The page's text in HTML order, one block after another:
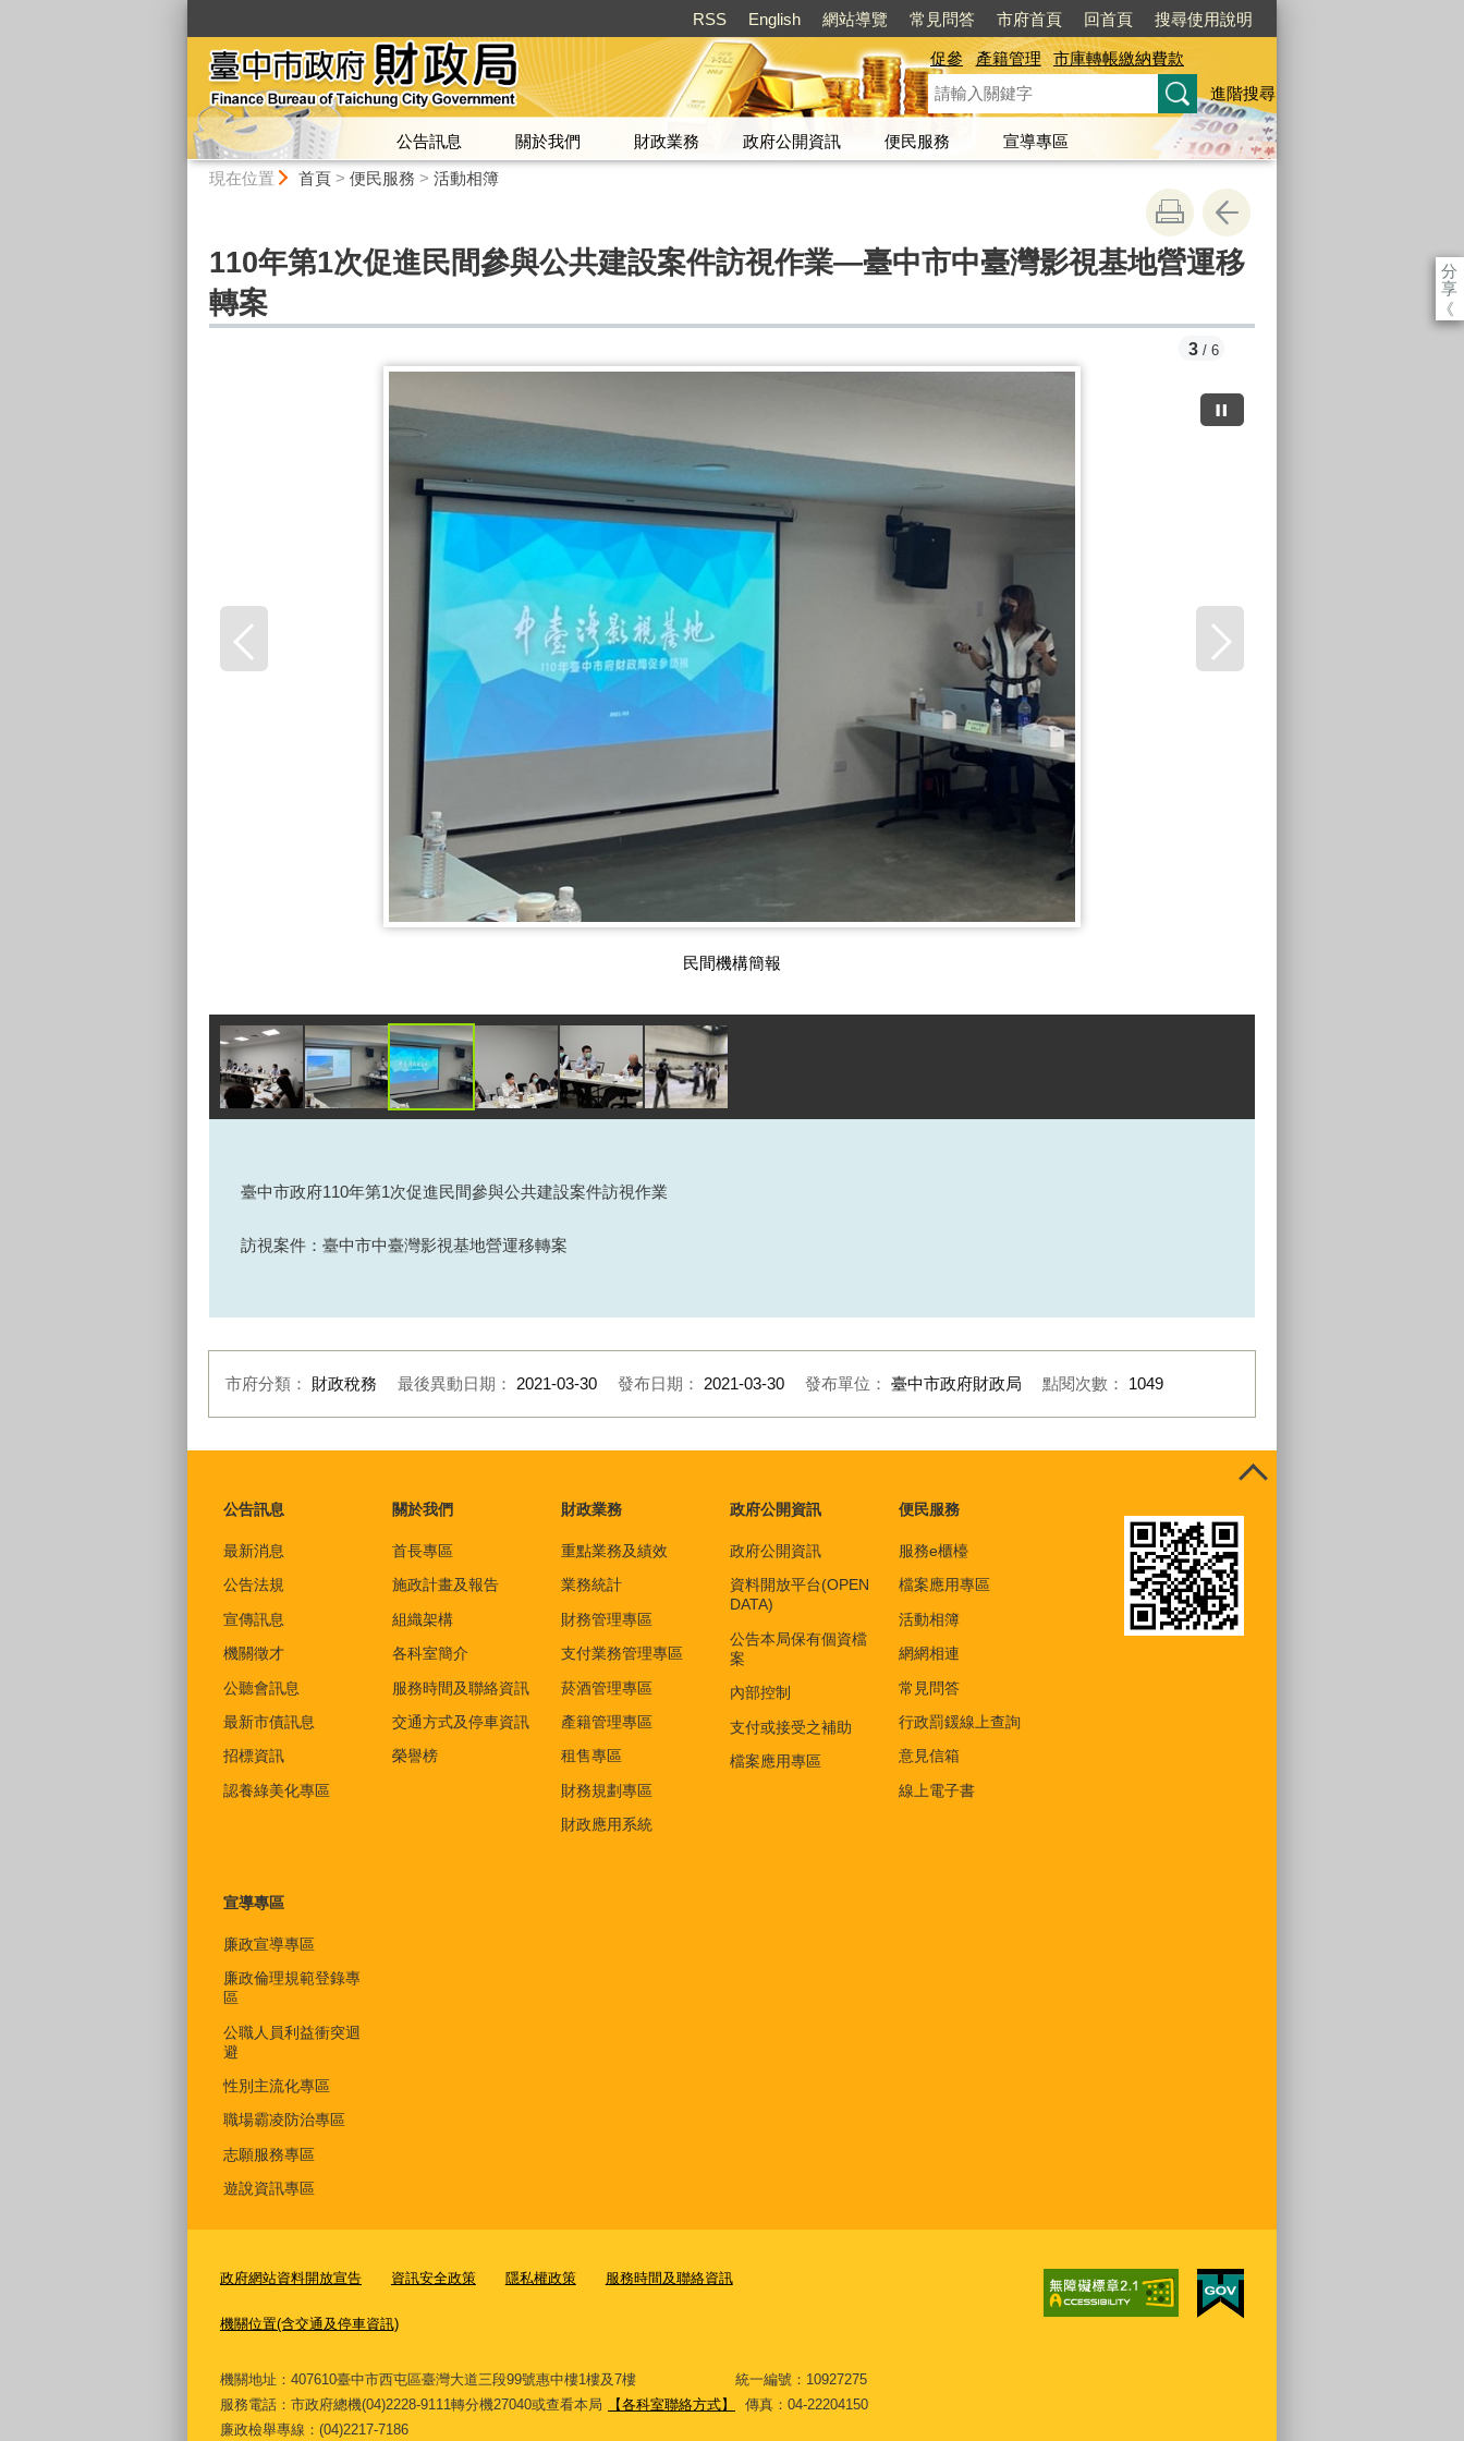
RSS English 網站導覽 常見問答 市府首頁 回首頁 搜尋使用說明
促參 產籍管理
市庫轉帳繳納費款
進階搜尋
公告訊息 關於我們 財政業務 政府公開資訊 便民服務
宣導專區
現在位置 首頁> 便民服務 > 活動相簿
分
享
《
110年第1次促進民間參與公共建設案件訪視作業—臺中市中臺灣影視基地營運移
轉案
民間機構簡報
3 / 6
臺中市政府110年第1次促進民間參與公共建設案件訪視作業
訪視案件：臺中市中臺灣影視基地營運移轉案
市府分類： 財政稅務 最後異動日期： 2021-03-30 發布日期： 2021-03-30 發布單位： 臺中市政府財政局 點閱次數： 1049
公告訊息
最新消息
公告法規
宣傳訊息
機關徵才
公聽會訊息
最新市債訊息
招標資訊
認養綠美化專區
關於我們
首長專區
施政計畫及報告
組織架構
各科室簡介
服務時間及聯絡資訊
交通方式及停車資訊
榮譽榜
財政業務
重點業務及績效
業務統計
財務管理專區
支付業務管理專區
菸酒管理專區
產籍管理專區
租售專區
財務規劃專區
財政應用系統
政府公開資訊
政府公開資訊
資料開放平台(OPEN
DATA)
公告本局保有個資檔
案
內部控制
支付或接受之補助
檔案應用專區
便民服務
服務e櫃檯
檔案應用專區
活動相簿
網網相連
常見問答
行政罰鍰線上查詢
意見信箱
線上電子書
宣導專區
廉政宣導專區
廉政倫理規範登錄專
區
公職人員利益衝突迴
避
性別主流化專區
職場霸凌防治專區
志願服務專區
遊說資訊專區
政府網站資料開放宣告 資訊安全政策 隱私權政策 服務時間及聯絡資訊
機關位置(含交通及停車資訊)
機關地址：407610臺中市西屯區臺灣大道三段99號惠中樓1樓及7樓 統一編號：10927275
服務電話 ：市政府總機(04)2228-9111轉分機27040或查看本局 【各科室聯絡方式】
傳真：04-22204150
廉政檢舉專線：(04)2217-7186